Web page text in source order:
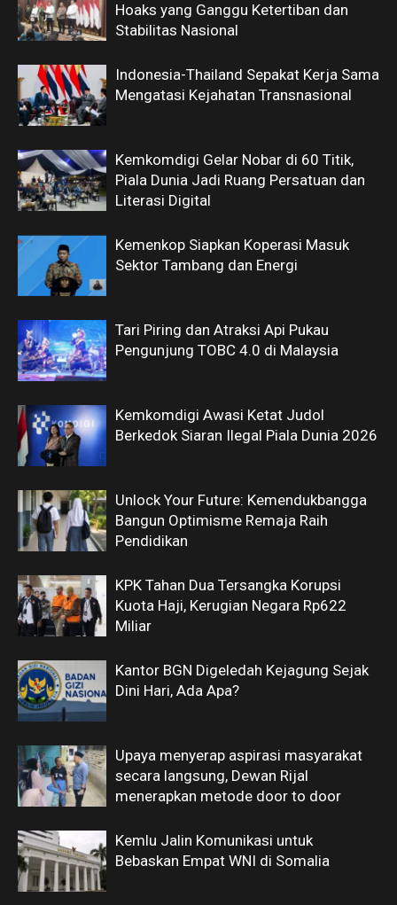
Hoaks yang Ganggu Ketertiban dan
Stabilitas Nasional
Indonesia-Thailand Sepakat Kerja Sama
Mengatasi Kejahatan Transnasional
Kemkomdigi Gelar Nobar di 60 Titik,
Piala Dunia Jadi Ruang Persatuan dan
Literasi Digital
Kemenkop Siapkan Koperasi Masuk
Sektor Tambang dan Energi
Tari Piring dan Atraksi Api Pukau
Pengunjung TOBC 4.0 di Malaysia
Kemkomdigi Awasi Ketat Judol
Berkedok Siaran Ilegal Piala Dunia 2026
Unlock Your Future: Kemendukbangga
Bangun Optimisme Remaja Raih
Pendidikan
KPK Tahan Dua Tersangka Korupsi
Kuota Haji, Kerugian Negara Rp622
Miliar
Kantor BGN Digeledah Kejagung Sejak
Dini Hari, Ada Apa?
Upaya menyerap aspirasi masyarakat
secara langsung, Dewan Rijal
menerapkan metode door to door
Kemlu Jalin Komunikasi untuk
Bebaskan Empat WNI di Somalia